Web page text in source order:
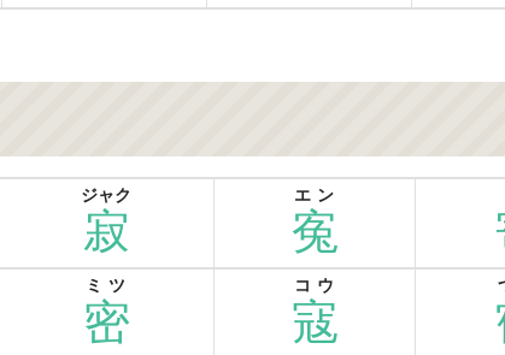
寂
ジャク
寃
エン
密
ミツ
寇
コウ